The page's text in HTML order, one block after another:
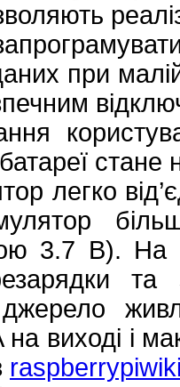
при
стане
легко
3.7 В). На
та
виході і